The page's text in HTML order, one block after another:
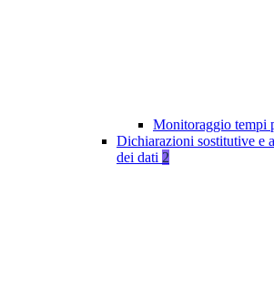
Monitoraggio tempi
Dichiarazioni sostitutive e
dei dati 2